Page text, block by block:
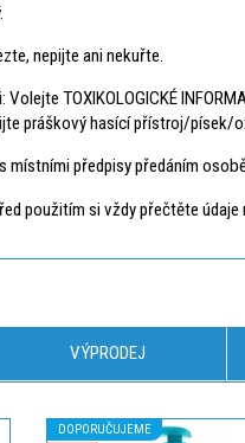
nepijte ani nekuřte.
TOXIKOLOGICKÉ
práškový hasící přístroj/písek/
předpisy předáním
použitím si vždy přečtěte údaje
VÝPRODEJ
DOPORUČUJEME